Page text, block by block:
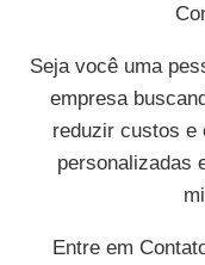
Seja você uma
empresa
reduzir custos e
personalizadas
Entre em